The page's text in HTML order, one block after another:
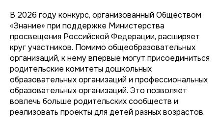
В 2026 году конкурс, организованный Обществом
«Знание» при поддержке Министерства
просвещения Российской Федерации, расширяет
круг участников. Помимо общеобразовательных
организаций, к нему впервые могут присоединиться
родительские комитеты дошкольных
образовательных организаций и профессиональных
образовательных организаций. Это позволяет
вовлечь больше родительских сообществ и
реализовать проекты для детей разных возрастов.